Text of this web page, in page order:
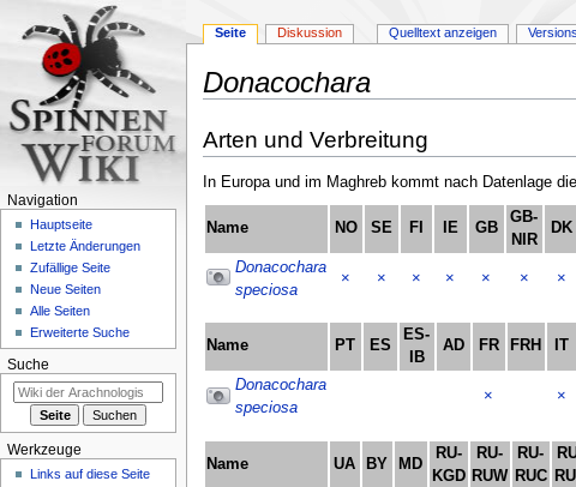
Donacochara
Navigation
springen
Suche
springen
Arten und Verbreitung
In Europa und im Maghreb kommt nach Datenlage
Name NO SE FI IE GB
GB-
NIR
DK
Donacochara
speciosa
× × × × × × ×
Name PT ES
ES-
IB
AD FR FRH IT
Donacochara
speciosa
× ×
Name UA BY MD
RU-
KGD
RU-
RUW
RU-
RUC
Seite Diskussion Quelltext anzeigen
Navigation
Hauptseite
Letzte Änderungen
Zufällige Seite
Neue Seiten
Alle Seiten
Erweiterte Suche
Suche
Werkzeuge
Links auf diese Seite